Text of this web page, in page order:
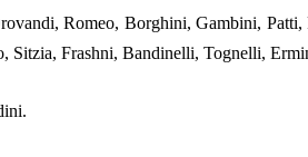
Romeo, Borghini, Gambini,
Sitzia, Frashni, Bandinelli, Tognelli,